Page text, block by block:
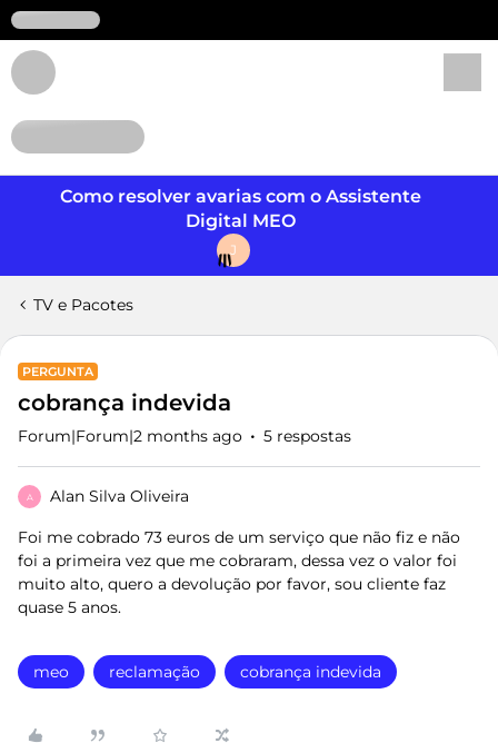
Como resolver avarias com o Assistente
Digital MEO
J
TV e Pacotes
PERGUNTA
cobrança indevida
Forum|Forum|2 months ago 5 respostas
A Alan Silva Oliveira
Foi me cobrado 73 euros de um serviço que não fiz e não
foi a primeira vez que me cobraram, dessa vez o valor foi
muito alto, quero a devolução por favor, sou cliente faz
quase 5 anos.
meo reclamação cobrança indevida